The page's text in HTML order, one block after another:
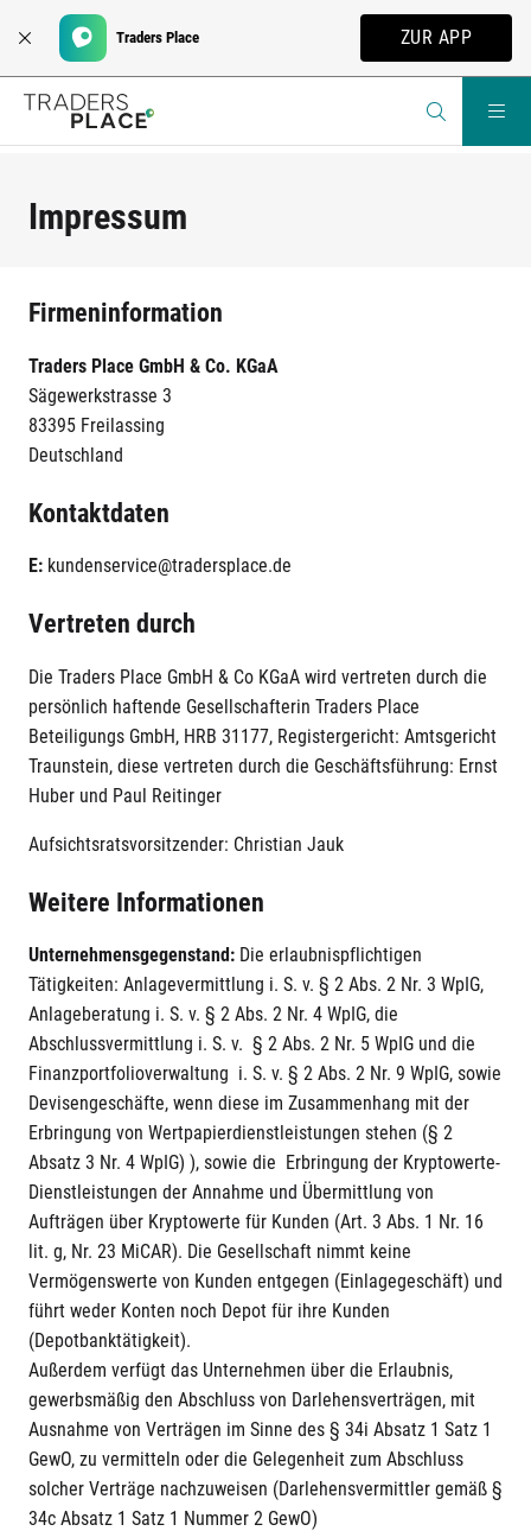
Traders Place ZUR APP
Impressum
Firmeninformation
Traders Place GmbH & Co. KGaA
Sägewerkstrasse 3
83395 Freilassing
Deutschland
Kontaktdaten
E: kundenservice@tradersplace.de
Vertreten durch
Die Traders Place GmbH & Co KGaA wird vertreten durch die
persönlich haftende Gesellschafterin Traders Place
Beteiligungs GmbH, HRB 31177, Registergericht: Amtsgericht
Traunstein, diese vertreten durch die Geschäftsführung: Ernst
Huber und Paul Reitinger
Aufsichtsratsvorsitzender: Christian Jauk
Weitere Informationen
Unternehmensgegenstand: Die erlaubnispflichtigen
Tätigkeiten: Anlagevermittlung i. S. v. § 2 Abs. 2 Nr. 3 WpIG,
Anlageberatung i. S. v. § 2 Abs. 2 Nr. 4 WpIG, die
Abschlussvermittlung i. S. v. § 2 Abs. 2 Nr. 5 WpIG und die
Finanzportfolioverwaltung i. S. v. § 2 Abs. 2 Nr. 9 WpIG, sowie
Devisengeschäfte, wenn diese im Zusammenhang mit der
Erbringung von Wertpapierdienstleistungen stehen (§ 2
Absatz 3 Nr. 4 WpIG) ), sowie die Erbringung der Kryptowerte-
Dienstleistungen der Annahme und Übermittlung von
Aufträgen über Kryptowerte für Kunden (Art. 3 Abs. 1 Nr. 16
lit. g, Nr. 23 MiCAR). Die Gesellschaft nimmt keine
Vermögenswerte von Kunden entgegen (Einlagegeschäft) und
führt weder Konten noch Depot für ihre Kunden
(Depotbanktätigkeit).
Außerdem verfügt das Unternehmen über die Erlaubnis,
gewerbsmäßig den Abschluss von Darlehensverträgen, mit
Ausnahme von Verträgen im Sinne des § 34i Absatz 1 Satz 1
GewO, zu vermitteln oder die Gelegenheit zum Abschluss
solcher Verträge nachzuweisen (Darlehensvermittler gemäß §
34c Absatz 1 Satz 1 Nummer 2 GewO)